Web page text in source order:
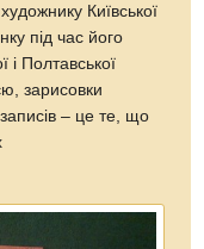
Київської
під час його
і Полтавської
зарисовки
– це те, що